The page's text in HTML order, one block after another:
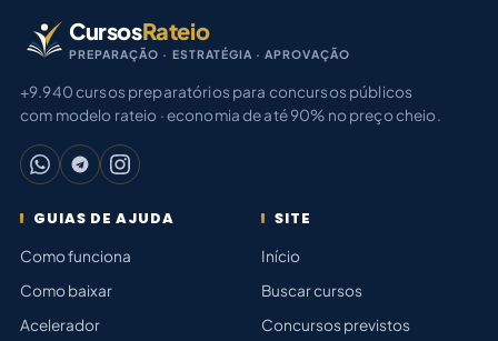
CursosRateio
PREPARAÇÃO · ESTRATÉGIA · APROVAÇÃO
+9.940 cursos preparatórios para concursos públicos
com modelo rateio · economia de até 90% no preço cheio.
GUIAS DE AJUDA
Como funciona
Como baixar
Acelerador
SITE
Início
Buscar cursos
Concursos previstos